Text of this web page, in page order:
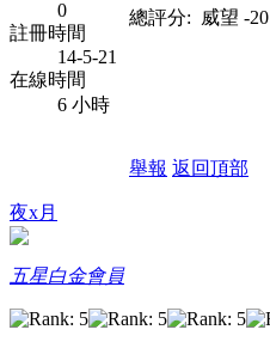
0
註冊時間
14-5-21
在線時間
6 小時
總評分: 威望 -20
舉報 返回頂部
夜x月
五星白金會員